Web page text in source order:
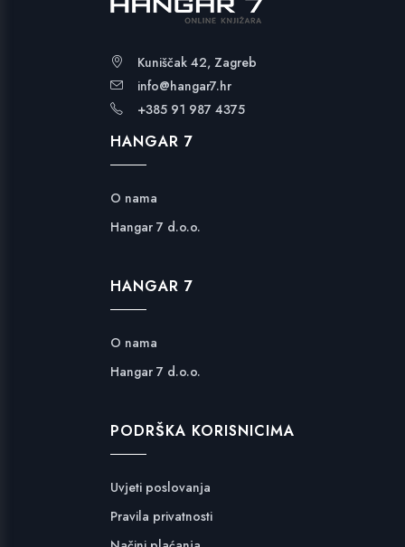
Kuniščak 42, Zagreb
info@hangar7.hr
+385 91 987 4375
HANGAR 7
O nama
Hangar 7 d.o.o.
HANGAR 7
O nama
Hangar 7 d.o.o.
PODRŠKA KORISNICIMA
Uvjeti poslovanja
Pravila privatnosti